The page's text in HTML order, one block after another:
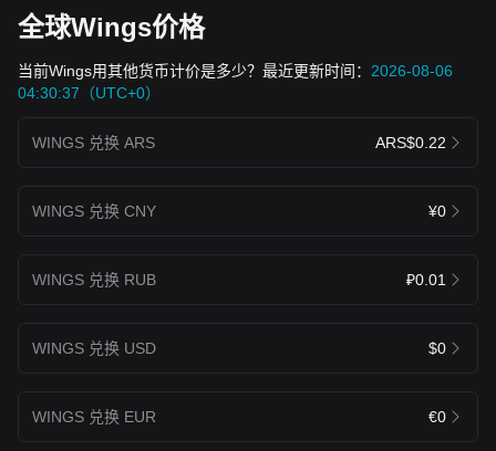
全球Wings价格
当前Wings用其他货币计价是多少？最近更新时间： 2026-08-06
04:30:37（UTC+0）
WINGS 兑换 ARS ARS$0.22
WINGS 兑换 CNY ¥0
WINGS 兑换 RUB ₽0.01
WINGS 兑换 USD $0
WINGS 兑换 EUR €0